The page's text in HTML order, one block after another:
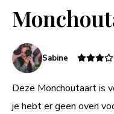
Sabine
Deze Monchoutaart is
je hebt er geen oven